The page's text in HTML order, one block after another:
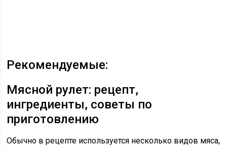
Рекомендуемые:
Мясной рулет: рецепт,
ингредиенты, советы по
приготовлению
Обычно в рецепте используется несколько видов мяса,